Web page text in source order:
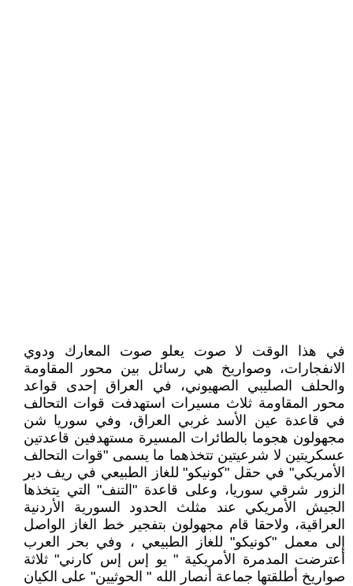
في هذا الوقت لا صوت يعلو صوت المعارك ودوي
الانفجارات، وصواريخ هي رسائل بين محور المقاومة
والحلف الصليبي الصهيوني، في العراق إحدى قواعد
محور المقاومة ثلاث مسيرات استهدفت قوات التحالف
في قاعدة عين الأسد غربي العراق، وفي سوريا شن
مجهولون هجوما بالطائرات المسيرة مستهدفين قاعدتين
عسكريتين لا شرعيتين تتخذهما ما يسمى "قوات التحالف
الأمريكي" في حقل "كونيكو" للغاز الطبيعي في ريف دير
الزور شرقي سوريا، وعلى قاعدة "التنف" التي يتخذها
الجيش الأمريكي عند مثلث الحدود السورية الأردنية
العراقية، ولاحقا قام مجهولون بتفجير خط الغاز الواصل
إلى معمل "كونيكو" للغاز الطبيعي ، وفي بحر العرب
أعترضت المدمرة الأمريكية " يو إس إس كارني" ثلاثة
صواريخ أطلقتها جماعة أنصار الله " الحوثيين" على الكيان